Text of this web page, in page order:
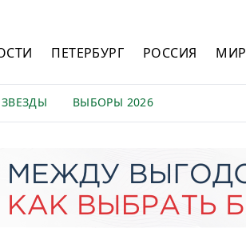
ПЕТЕРБУРГ РОССИЯ МИР
ЗВЕЗДЫ ВЫБОРЫ 2026